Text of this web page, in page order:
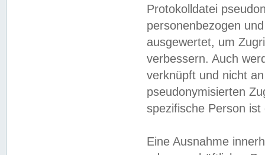
Protokolldatei
personenbezogen
ausgewertet, um
verbessern. Auch
verknüpft und nicht
pseudonymisierten
spezifische Person
Eine Ausnahme